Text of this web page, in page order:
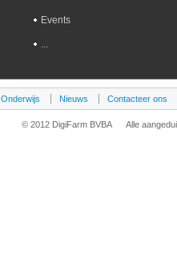
Events
...
Onderwijs Nieuws Contacteer ons
© 2012 DigiFarm BVBA Alle